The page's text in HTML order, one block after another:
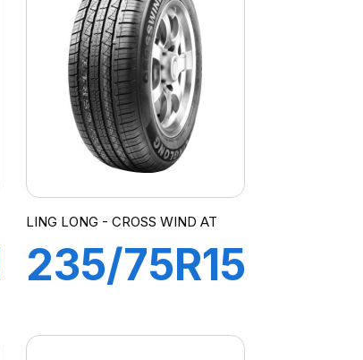
WIND 4X4
HP
LING LONG - CROSS WIND AT
235/75R15